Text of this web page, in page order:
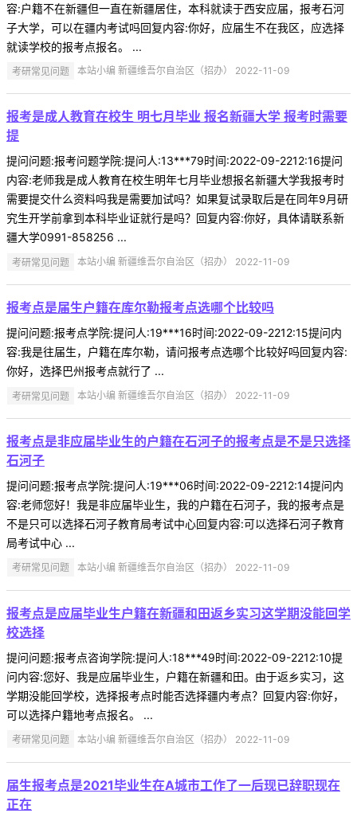
容:户籍不在新疆但一直在新疆居住，本科就读于西安应届，报考石河
子大学，可以在疆内考试吗回复内容:你好，应届生不在我区，应选择
就读学校的报考点报名。 ...
考研常见问题 本站小编 新疆维吾尔自治区（招办） 2022-11-09
报考是成人教育在校生 明七月毕业 报名新疆大学 报考时需要
提
提问问题:报考问题学院:提问人:13***79时间:2022-09-2212:16提问
内容:老师我是成人教育在校生明年七月毕业想报名新疆大学我报考时
需要提交什么资料吗我是需要加试吗？如果复试录取后是在同年9月研
究生开学前拿到本科毕业证就行是吗？回复内容:你好，具体请联系新
疆大学0991-858256 ...
考研常见问题 本站小编 新疆维吾尔自治区（招办） 2022-11-09
报考点是届生户籍在库尔勒报考点选哪个比较吗
提问问题:报考点学院:提问人:19***16时间:2022-09-2212:15提问内
容:我是往届生，户籍在库尔勒，请问报考点选哪个比较好吗回复内容:
你好，选择巴州报考点就行了 ...
考研常见问题 本站小编 新疆维吾尔自治区（招办） 2022-11-09
报考点是非应届毕业生的户籍在石河子的报考点是不是只选择
石河子
提问问题:报考点学院:提问人:19***06时间:2022-09-2212:14提问内
容:老师您好！我是非应届毕业生，我的户籍在石河子，我的报考点是
不是只可以选择石河子教育局考试中心回复内容:可以选择石河子教育
局考试中心 ...
考研常见问题 本站小编 新疆维吾尔自治区（招办） 2022-11-09
报考点是应届毕业生户籍在新疆和田返乡实习这学期没能回学
校选择
提问问题:报考点咨询学院:提问人:18***49时间:2022-09-2212:10提
问内容:您好、我是应届毕业生，户籍在新疆和田。由于返乡实习，这
学期没能回学校，选择报考点时能否选择疆内考点？回复内容:你好，
可以选择户籍地考点报名。 ...
考研常见问题 本站小编 新疆维吾尔自治区（招办） 2022-11-09
届生报考点是2021毕业生在A城市工作了一后现已辞职现在
正在